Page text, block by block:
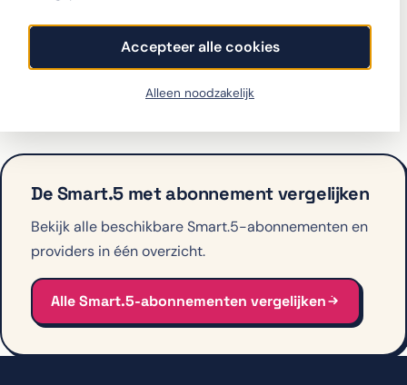
Accepteer alle cookies
Alleen noodzakelijk
Emporia Telecom Smart.5
met abonnement bij Simyo
abonnement. Bekijk hieronder de alternatieven.
De Smart.5 met abonnement vergelijken
Bekijk alle beschikbare Smart.5-abonnementen en
providers in één overzicht.
Alle Smart.5-abonnementen vergelijken